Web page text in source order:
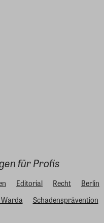
für Profis
Editorial Recht Berlin
Schadensprävention